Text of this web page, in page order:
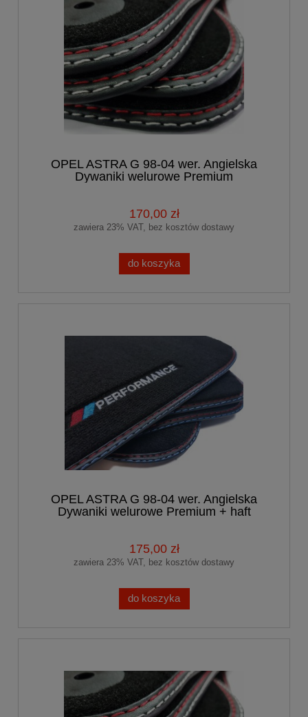
OPEL ASTRA G 98-04 wer. Angielska
Dywaniki welurowe Premium
170,00 zł
zawiera 23% VAT, bez kosztów dostawy
do koszyka
OPEL ASTRA G 98-04 wer. Angielska
Dywaniki welurowe Premium + haft
175,00 zł
zawiera 23% VAT, bez kosztów dostawy
do koszyka